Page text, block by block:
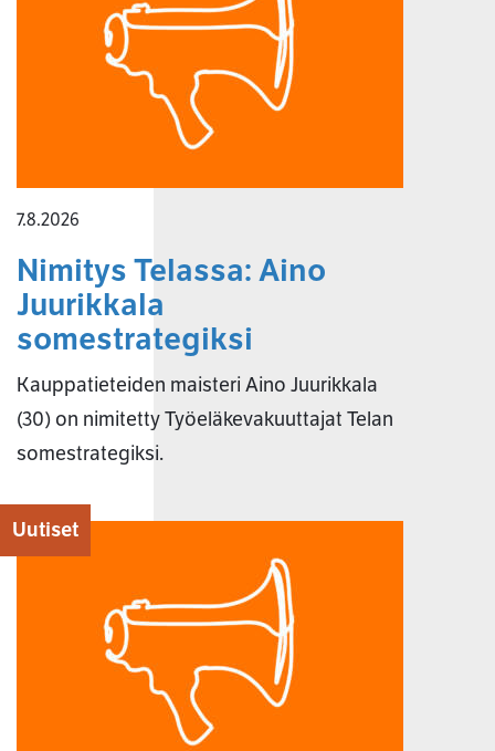
7.8.2026
Nimitys Telassa: Aino
Juurikkala
somestrategiksi
Kauppatieteiden maisteri Aino Juurikkala
(30) on nimitetty Työeläkevakuuttajat Telan
somestrategiksi.
Uutiset